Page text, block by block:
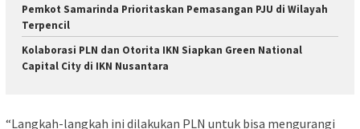
Pemkot Samarinda Prioritaskan Pemasangan PJU di Wilayah
Terpencil
Kolaborasi PLN dan Otorita IKN Siapkan Green National
Capital City di IKN Nusantara
“Langkah-langkah ini dilakukan PLN untuk bisa mengurangi